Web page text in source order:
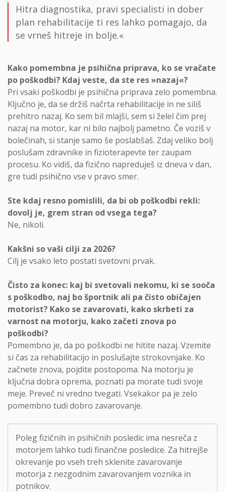
Hitra diagnostika, pravi specialisti in dober
plan rehabilitacije ti res lahko pomagajo, da
se vrneš hitreje in bolje.«
Kako pomembna je psihična priprava, ko se vračate
po poškodbi? Kdaj veste, da ste res »nazaj«?
Pri vsaki poškodbi je psihična priprava zelo pomembna.
Ključno je, da se držiš načrta rehabilitacije in ne siliš
prehitro nazaj. Ko sem bil mlajši, sem si želel čim prej
nazaj na motor, kar ni bilo najbolj pametno. Če voziš v
bolečinah, si stanje samo še poslabšaš. Zdaj veliko bolj
poslušam zdravnike in fizioterapevte ter zaupam
procesu. Ko vidiš, da fizično napreduješ iz dneva v dan,
gre tudi psihično vse v pravo smer.
Ste kdaj resno pomislili, da bi ob poškodbi rekli:
dovolj je, grem stran od vsega tega?
Ne, nikoli.
Kakšni so vaši cilji za 2026?
Cilj je vsako leto postati svetovni prvak.
Čisto za konec: kaj bi svetovali nekomu, ki se sooča
s poškodbo, naj bo športnik ali pa čisto običajen
motorist? Kako se zavarovati, kako skrbeti za
varnost na motorju, kako začeti znova po
poškodbi?
Pomembno je, da po poškodbi ne hitite nazaj. Vzemite
si čas za rehabilitacijo in poslušajte strokovnjake. Ko
začnete znova, pojdite postopoma. Na motorju je
ključna dobra oprema, poznati pa morate tudi svoje
meje. Preveč ni vredno tvegati. Vsekakor pa je zelo
pomembno tudi dobro zavarovanje.
Poleg fizičnih in psihičnih posledic ima nesreča z
motorjem lahko tudi finančne posledice. Za hitrejše
okrevanje po vseh treh sklenite zavarovanje
motorja z nezgodnim zavarovanjem voznika in
potnikov.